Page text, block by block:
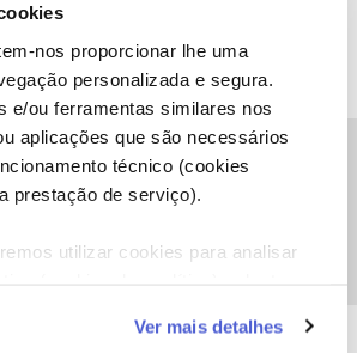
nos proporcionar lhe uma
personalizada e segura.
e/ou ferramentas similares nos
aplicações que são necessários
técnico (cookies
prestação de serviço).
utilizar cookies para analisar
de personalização e
Ver mais detalhes
para que possa cancelar este